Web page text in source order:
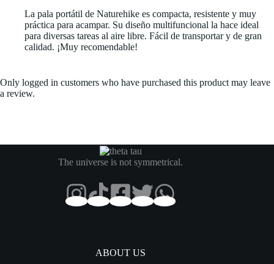
La pala portátil de Naturehike es compacta, resistente y muy
práctica para acampar. Su diseño multifuncional la hace ideal
para diversas tareas al aire libre. Fácil de transportar y de gran
calidad. ¡Muy recomendable!
Only logged in customers who have purchased this product may leave
a review.
The universe is not symmetrical.
ABOUT US